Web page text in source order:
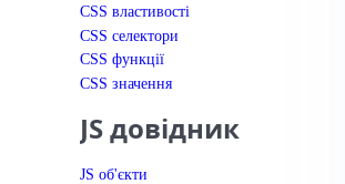
CSS властивості
CSS селектори
CSS функції
CSS значення
JS довідник
JS об'єкти